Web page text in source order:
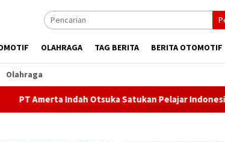
OLAHRAGA TAG BERITA BERITA OTOMOTIF
Olahraga
Indah Otsuka Satukan Pelajar